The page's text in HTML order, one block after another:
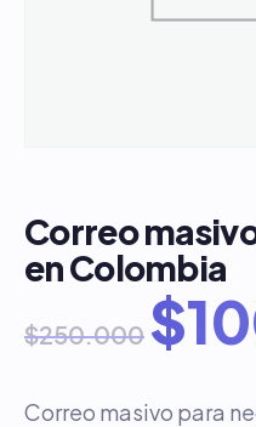
Correo
en Colombia
$250.000 $
Correo masivo para